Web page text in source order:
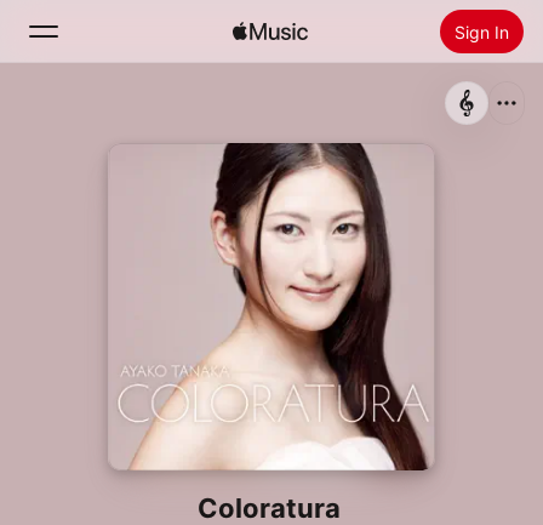
Sign In
Install Apple Music
Coloratura